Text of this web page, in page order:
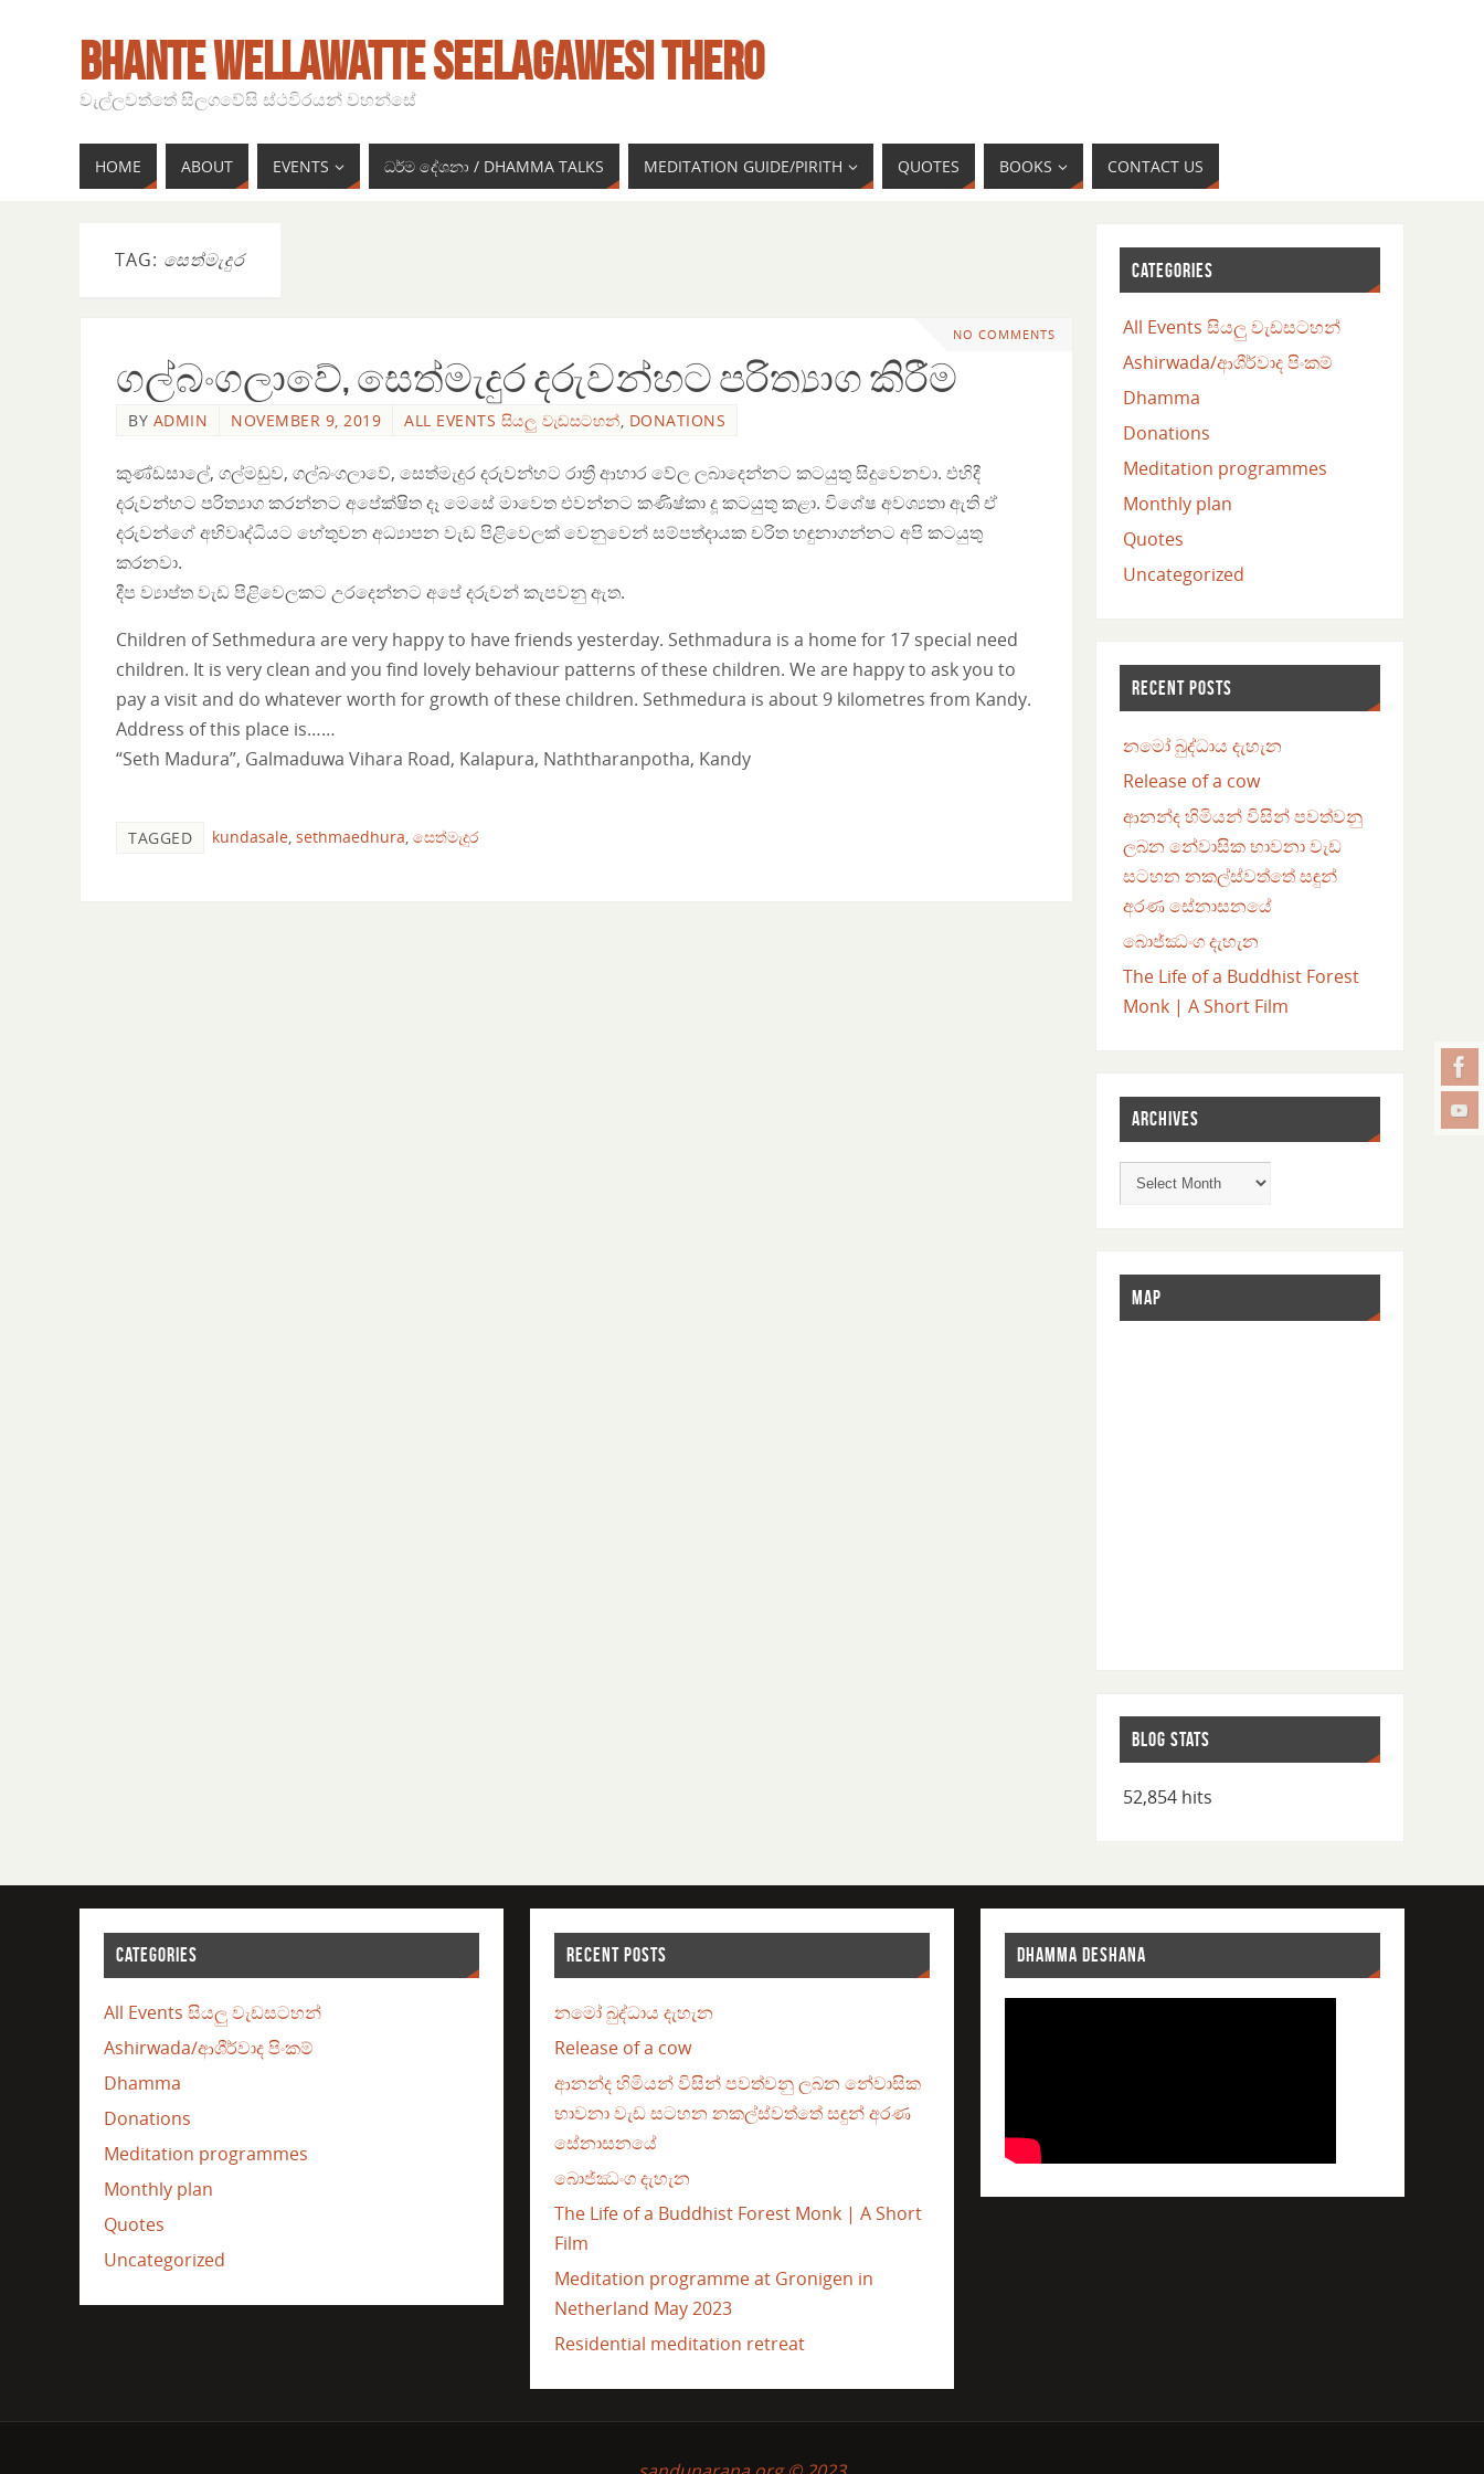
BHANTE WELLAWATTE SEELAGAWESI THERO
වැල්ලවත්තේ සිලගවේසි ස්ථවිරයන් වහන්සේ
HOME ABOUT EVENTS ධර්ම දේශනා / DHAMMA TALKS MEDITATION GUIDE/PIRITH QUOTES BOOKS CONTACT US
TAG: සෙත්මැදුර
NO COMMENTS
ගල්බංගලාවේ, සෙත්මැදුර දරුවන්හට පරිත්‍යාග කිරීම
BY ADMIN NOVEMBER 9, 2019 ALL EVENTS සියලු වැඩසටහන්, DONATIONS
කුණ්ඩසාලේ, ගල්මඩුව, ගල්බංගලාවේ, සෙත්මැදුර දරුවන්හට රාත්‍රී ආහාර වේල ලබාදෙන්නට කටයුතු සිදුවෙනවා. එහිදී
දරුවන්හට පරිත්‍යාග කරන්නට අපේක්ෂිත දෑ මෙසේ මාවෙත එවන්නට කණිෂ්කා දූ කටයුතු කළා. විශේෂ අවශ්‍යතා ඇති ඒ
දරුවන්ගේ අභිවෘද්ධියට හේතුවන අධ්‍යාපන වැඩ පිළිවෙලක් වෙනුවෙන් සම්පත්දායක චරිත හඳුනාගන්නට අපි කටයුතු
කරනවා.
දීප ව්‍යාප්ත වැඩ පිළිවෙලකට උරදෙන්නට අපේ දරුවන් කැපවනු ඇත.
Children of Sethmedura are very happy to have friends yesterday. Sethmadura is a home for 17 special need
children. It is very clean and you find lovely behaviour patterns of these children. We are happy to ask you to
pay a visit and do whatever worth for growth of these children. Sethmedura is about 9 kilometres from Kandy.
Address of this place is……
“Seth Madura”, Galmaduwa Vihara Road, Kalapura, Naththaranpotha, Kandy
TAGGED kundasale sethmaedhura සෙත්මැදුර
CATEGORIES
All Events සියලු වැඩසටහන්
Ashirwada/ආශීර්වාද පිංකම්
Dhamma
Donations
Meditation programmes
Monthly plan
Quotes
Uncategorized
RECENT POSTS
නමෝ බුද්ධාය දැහැන
Release of a cow
ආනන්ද හිමියන් විසින් පවත්වනු
ලබන නේවාසික භාවනා වැඩ
සටහන නකල්ස්වත්තේ සඳුන්
අරණ සේනාසනයේ
බොජ්ඣංග දැහැන
The Life of a Buddhist Forest
Monk | A Short Film
ARCHIVES
MAP
BLOG STATS
52,854 hits
CATEGORIES
All Events සියලු වැඩසටහන්
Ashirwada/ආශීර්වාද පිංකම්
Dhamma
Donations
Meditation programmes
Monthly plan
Quotes
Uncategorized
RECENT POSTS
නමෝ බුද්ධාය දැහැන
Release of a cow
ආනන්ද හිමියන් විසින් පවත්වනු ලබන නේවාසික
භාවනා වැඩ සටහන නකල්ස්වත්තේ සඳුන් අරණ
සේනාසනයේ
බොජ්ඣංග දැහැන
The Life of a Buddhist Forest Monk | A Short
Film
Meditation programme at Gronigen in
Netherland May 2023
Residential meditation retreat
DHAMMA DESHANA